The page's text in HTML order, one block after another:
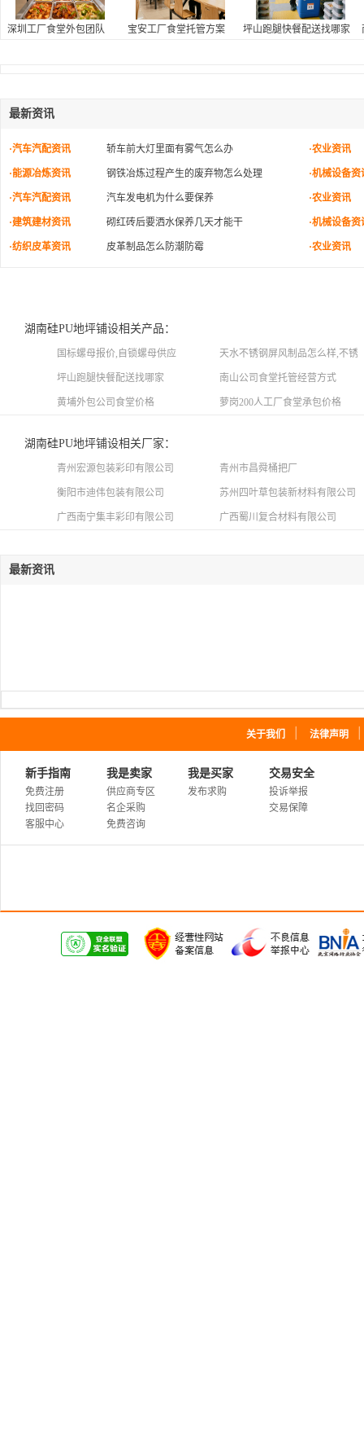
深圳工厂食堂外包团队 宝安工厂食堂托管方案 坪山跑腿快餐配送找哪家
最新资讯
·汽车汽配资讯 轿车前大灯里面有雾气怎么办 ·农业资讯
·能源冶炼资讯 钢铁冶炼过程产生的废弃物怎么处理 ·机械设备资
·汽车汽配资讯 汽车发电机为什么要保养 ·农业资讯
·建筑建材资讯 砌红砖后要洒水保养几天才能干 ·机械设备资
·纺织皮革资讯 皮革制品怎么防潮防霉 ·农业资讯
湖南硅PU地坪铺设相关产品：
国标螺母报价,自锁螺母供应 天水不锈钢屏风制品怎么样,不锈
坪山跑腿快餐配送找哪家 南山公司食堂托管经营方式
黄埔外包公司食堂价格 萝岗200人工厂食堂承包价格
湖南硅PU地坪铺设相关厂家：
青州宏源包装彩印有限公司 青州市昌舜桶把厂
衡阳市迪伟包装有限公司 苏州四叶草包装新材料有限公司
广西南宁集丰彩印有限公司 广西蜀川复合材料有限公司
最新资讯
关于我们 法律声明
新手指南
免费注册
找回密码
客服中心
我是卖家
供应商专区
名企采购
免费咨询
我是买家
发布求购
交易安全
投诉举报
交易保障